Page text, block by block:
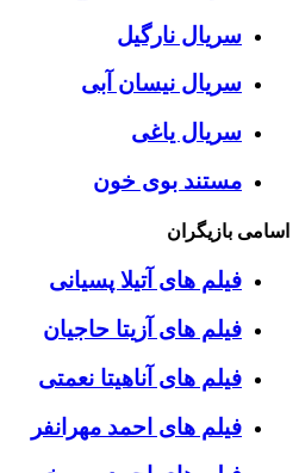
سریال نارگیل
سریال نیسان آبی
سریال یاغی
مستند بوی خون
اسامی بازیگران
فیلم های آتیلا پسیانی
فیلم های آزیتا حاجیان
فیلم های آناهیتا نعمتی
فیلم های احمد مهرانفر